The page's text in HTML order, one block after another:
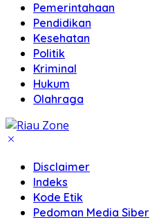
Pemerintahaan
Pendidikan
Kesehatan
Politik
Kriminal
Hukum
Olahraga
Disclaimer
Indeks
Kode Etik
Pedoman Media Siber